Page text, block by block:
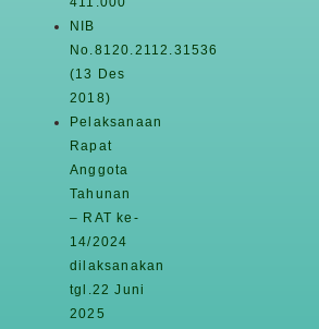
NIB
No.8120.2112.31536
(13 Des
2018)
Pelaksanaan
Rapat
Anggota
Tahunan
– RAT ke-
14/2024
dilaksanakan
tgl.22 Juni
2025